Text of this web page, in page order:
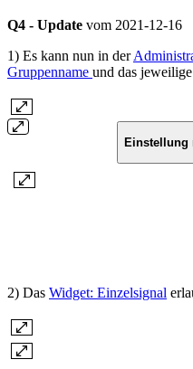
Q4 - Update vom 2021-12-16
1) Es kann nun in der
Gruppenname und das
Einstellung
2) Das Widget: Einzelsignal